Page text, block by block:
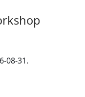
08-31.